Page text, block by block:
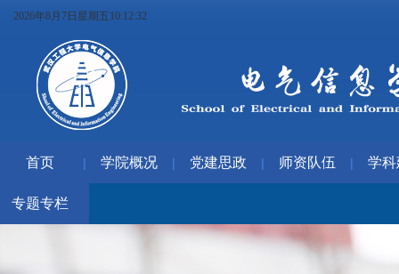
2026年8月7日星期五10:12:32
首页 | 学院概况 | 党建思政 | 师资队伍 | 学
专题专栏